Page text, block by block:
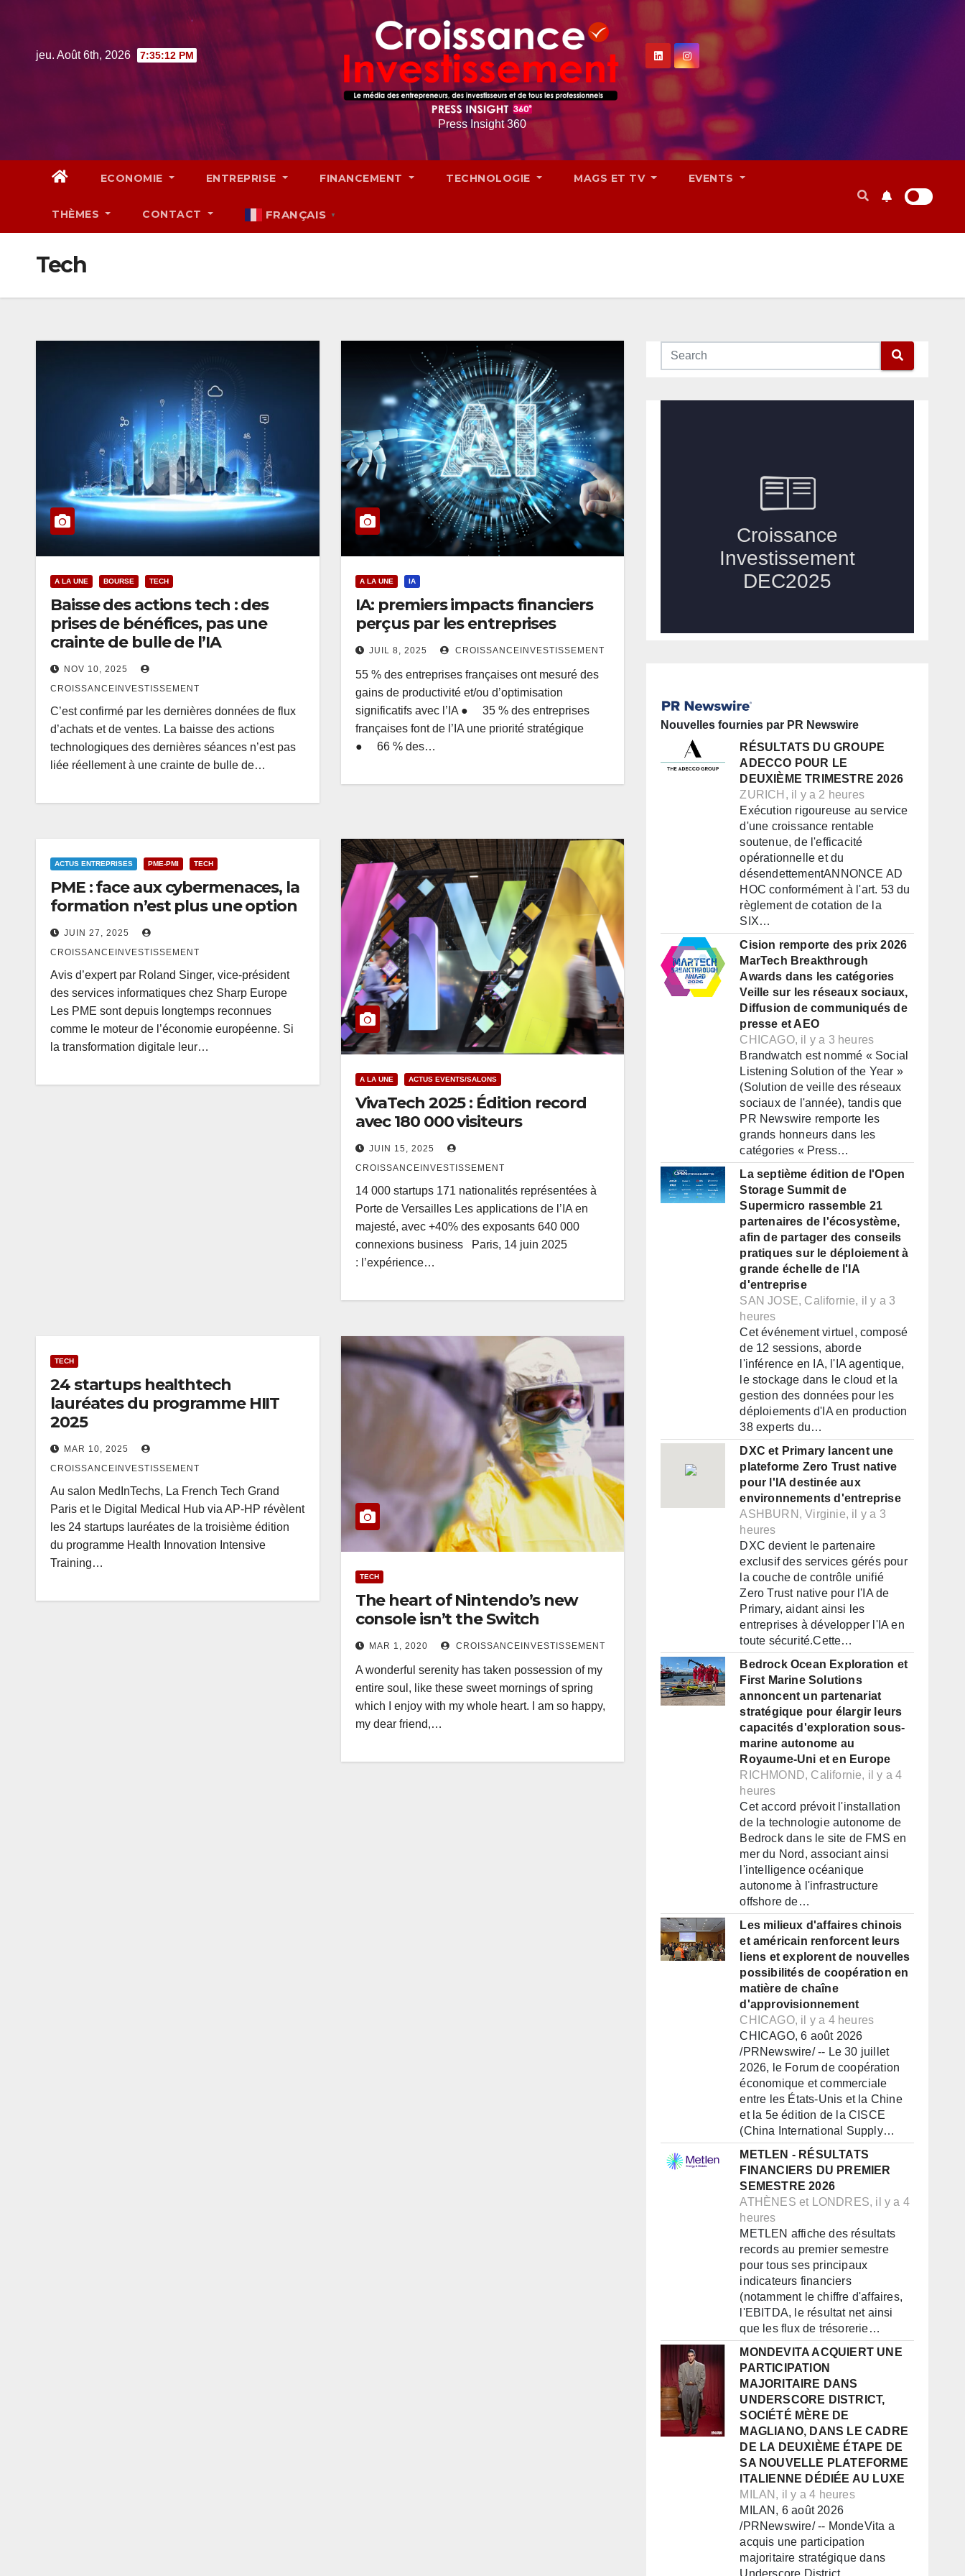
jeu. Août 6th, 2026 7:35:13 PM
Press Insight 360
ECONOMIE ENTREPRISE FINANCEMENT TECHNOLOGIE MAGS ET TV EVENTS
THÈMES CONTACT FRANÇAIS ▼
Tech
A LA UNE BOURSE TECH
Baisse des actions tech : des
prises de bénéfices, pas une
crainte de bulle de l’IA
NOV 10, 2025
CROISSANCEINVESTISSEMENT
C’est confirmé par les dernières données de flux
d’achats et de ventes. La baisse des actions
technologiques des dernières séances n’est pas
liée réellement à une crainte de bulle de…
A LA UNE IA
IA: premiers impacts financiers
perçus par les entreprises
JUIL 8, 2025 CROISSANCEINVESTISSEMENT
55 % des entreprises françaises ont mesuré des
gains de productivité et/ou d’optimisation
significatifs avec l’IA ● 35 % des entreprises
françaises font de l’IA une priorité stratégique
● 66 % des…
ACTUS ENTREPRISES PME-PMI TECH
PME : face aux cybermenaces, la
formation n’est plus une option
JUIN 27, 2025
CROISSANCEINVESTISSEMENT
Avis d’expert par Roland Singer, vice-président
des services informatiques chez Sharp Europe
Les PME sont depuis longtemps reconnues
comme le moteur de l’économie européenne. Si
la transformation digitale leur…
A LA UNE ACTUS EVENTS/SALONS
VivaTech 2025 : Édition record
avec 180 000 visiteurs
JUIN 15, 2025
CROISSANCEINVESTISSEMENT
14 000 startups 171 nationalités représentées à
Porte de Versailles Les applications de l’IA en
majesté, avec +40% des exposants 640 000
connexions business Paris, 14 juin 2025
: l’expérience…
TECH
24 startups healthtech
lauréates du programme HIIT
2025
MAR 10, 2025
CROISSANCEINVESTISSEMENT
Au salon MedInTechs, La French Tech Grand
Paris et le Digital Medical Hub via AP-HP révèlent
les 24 startups lauréates de la troisième édition
du programme Health Innovation Intensive
Training…
TECH
The heart of Nintendo’s new
console isn’t the Switch
MAR 1, 2020 CROISSANCEINVESTISSEMENT
A wonderful serenity has taken possession of my
entire soul, like these sweet mornings of spring
which I enjoy with my whole heart. I am so happy,
my dear friend,…
Nouvelles fournies par PR Newswire
RÉSULTATS DU GROUPE
ADECCO POUR LE
DEUXIÈME TRIMESTRE 2026
ZURICH, il y a 2 heures
Exécution rigoureuse au service
d'une croissance rentable
soutenue, de l'efficacité
opérationnelle et du
désendettementANNONCE AD
HOC conformément à l'art. 53 du
règlement de cotation de la
SIX…
Cision remporte des prix 2026
MarTech Breakthrough
Awards dans les catégories
Veille sur les réseaux sociaux,
Diffusion de communiqués de
presse et AEO
CHICAGO, il y a 3 heures
Brandwatch est nommé « Social
Listening Solution of the Year »
(Solution de veille des réseaux
sociaux de l'année), tandis que
PR Newswire remporte les
grands honneurs dans les
catégories « Press…
La septième édition de l'Open
Storage Summit de
Supermicro rassemble 21
partenaires de l'écosystème,
afin de partager des conseils
pratiques sur le déploiement à
grande échelle de l'IA
d'entreprise
SAN JOSE, Californie, il y a 3
heures
Cet événement virtuel, composé
de 12 sessions, aborde
l'inférence en IA, l'IA agentique,
le stockage dans le cloud et la
gestion des données pour les
déploiements d'IA en production
38 experts du…
DXC et Primary lancent une
plateforme Zero Trust native
pour l'IA destinée aux
environnements d'entreprise
ASHBURN, Virginie, il y a 3
heures
DXC devient le partenaire
exclusif des services gérés pour
la couche de contrôle unifié
Zero Trust native pour l'IA de
Primary, aidant ainsi les
entreprises à développer l'IA en
toute sécurité.Cette…
Bedrock Ocean Exploration et
First Marine Solutions
annoncent un partenariat
stratégique pour élargir leurs
capacités d'exploration sous-
marine autonome au
Royaume-Uni et en Europe
RICHMOND, Californie, il y a 4
heures
Cet accord prévoit l'installation
de la technologie autonome de
Bedrock dans le site de FMS en
mer du Nord, associant ainsi
l'intelligence océanique
autonome à l'infrastructure
offshore de…
Les milieux d'affaires chinois
et américain renforcent leurs
liens et explorent de nouvelles
possibilités de coopération en
matière de chaîne
d'approvisionnement
CHICAGO, il y a 4 heures
CHICAGO, 6 août 2026
/PRNewswire/ -- Le 30 juillet
2026, le Forum de coopération
économique et commerciale
entre les États-Unis et la Chine
et la 5e édition de la CISCE
(China International Supply…
METLEN - RÉSULTATS
FINANCIERS DU PREMIER
SEMESTRE 2026
ATHÈNES et LONDRES, il y a 4
heures
METLEN affiche des résultats
records au premier semestre
pour tous ses principaux
indicateurs financiers
(notamment le chiffre d'affaires,
l'EBITDA, le résultat net ainsi
que les flux de trésorerie…
MONDEVITA ACQUIERT UNE
PARTICIPATION
MAJORITAIRE DANS
UNDERSCORE DISTRICT,
SOCIÉTÉ MÈRE DE
MAGLIANO, DANS LE CADRE
DE LA DEUXIÈME ÉTAPE DE
SA NOUVELLE PLATEFORME
ITALIENNE DÉDIÉE AU LUXE
MILAN, il y a 4 heures
MILAN, 6 août 2026
/PRNewswire/ -- MondeVita a
acquis une participation
majoritaire stratégique dans
Underscore District,